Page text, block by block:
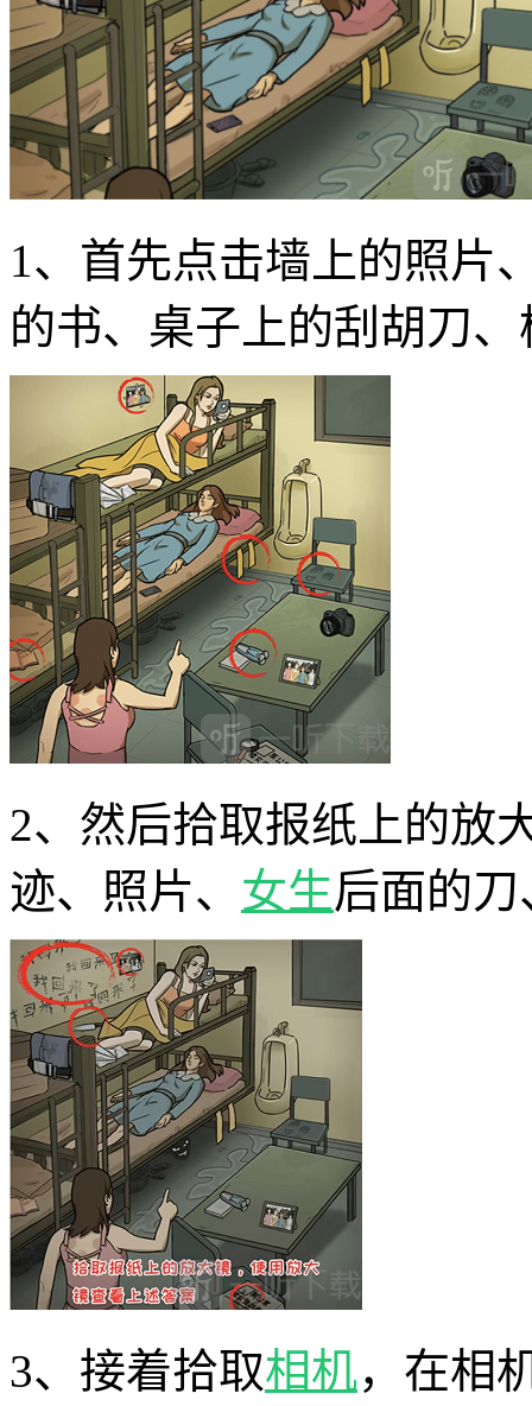
1、首先点击墙上的照片
的书、桌子上的刮胡刀
2、然后拾取报纸上的放
迹、照片、 女生后面的
3、接着拾取相机，在相